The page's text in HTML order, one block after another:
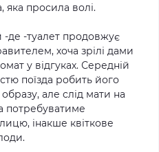
яка просила волі.
де -туалет продовжує
хоча зрілі дами
у відгуках. Середній
поїзда робить його
але слід мати на
потребуватиме
інакше квіткове